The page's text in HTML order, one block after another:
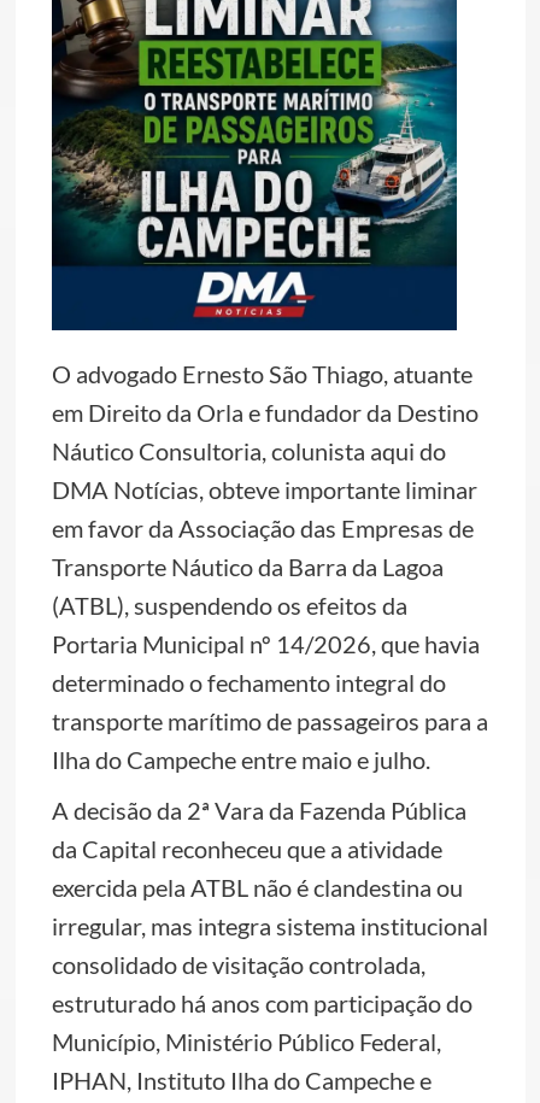
O advogado Ernesto São Thiago, atuante
em Direito da Orla e fundador da Destino
Náutico Consultoria, colunista aqui do
DMA Notícias, obteve importante liminar
em favor da Associação das Empresas de
Transporte Náutico da Barra da Lagoa
(ATBL), suspendendo os efeitos da
Portaria Municipal nº 14/2026, que havia
determinado o fechamento integral do
transporte marítimo de passageiros para a
Ilha do Campeche entre maio e julho.
A decisão da 2ª Vara da Fazenda Pública
da Capital reconheceu que a atividade
exercida pela ATBL não é clandestina ou
irregular, mas integra sistema institucional
consolidado de visitação controlada,
estruturado há anos com participação do
Município, Ministério Público Federal,
IPHAN, Instituto Ilha do Campeche e